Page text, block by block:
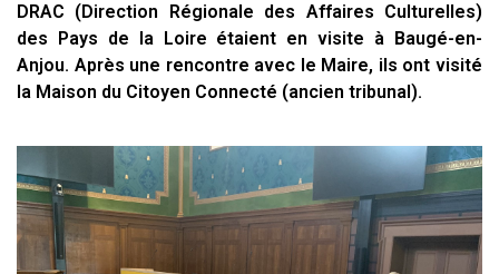
DRAC (Direction Régionale des Affaires Culturelles)
des Pays de la Loire étaient en visite à Baugé-en-
Anjou. Après une rencontre avec le Maire, ils ont visité
la Maison du Citoyen Connecté (ancien tribunal).